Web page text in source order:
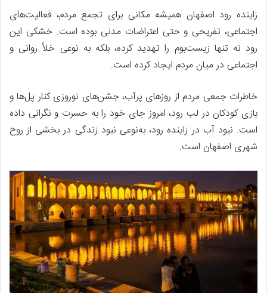
زاینده رود اصفهان همیشه مکانی برای تجمع مردم، فعالیت‌های
اجتماعی، تفریحی و حتی اعتراضات مدنی بوده است. خشکی این
رود نه تنها زیست‌بوم را تهدید کرده، بلکه به نوعی خلأ روانی و
اجتماعی در میان مردم ایجاد کرده است.
خاطرات جمعی مردم از روزهای پرآب، جشن‌های نوروزی کنار پل‌ها و
بازی کودکان در لب رود، امروز جای خود را به حسرت و نگرانی داده
است. نبود آب در زاینده رود، به‌نوعی نبود زندگی در بخشی از روح
شهری اصفهان است.